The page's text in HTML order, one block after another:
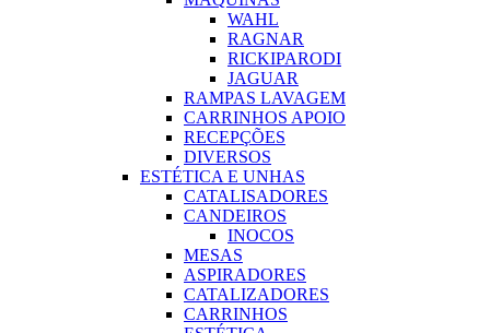
WAHL
RAGNAR
RICKIPARODI
JAGUAR
RAMPAS LAVAGEM
CARRINHOS APOIO
RECEPÇÕES
DIVERSOS
ESTÉTICA E UNHAS
CATALISADORES
CANDEIROS
INOCOS
MESAS
ASPIRADORES
CATALIZADORES
CARRINHOS